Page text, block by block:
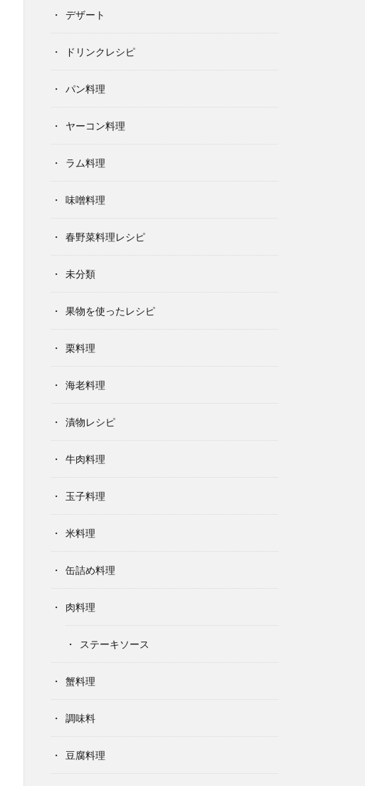
デザート
ドリンクレシピ
パン料理
ヤーコン料理
ラム料理
味噌料理
春野菜料理レシピ
未分類
果物を使ったレシピ
栗料理
海老料理
漬物レシピ
牛肉料理
玉子料理
米料理
缶詰め料理
肉料理
ステーキソース
蟹料理
調味料
豆腐料理